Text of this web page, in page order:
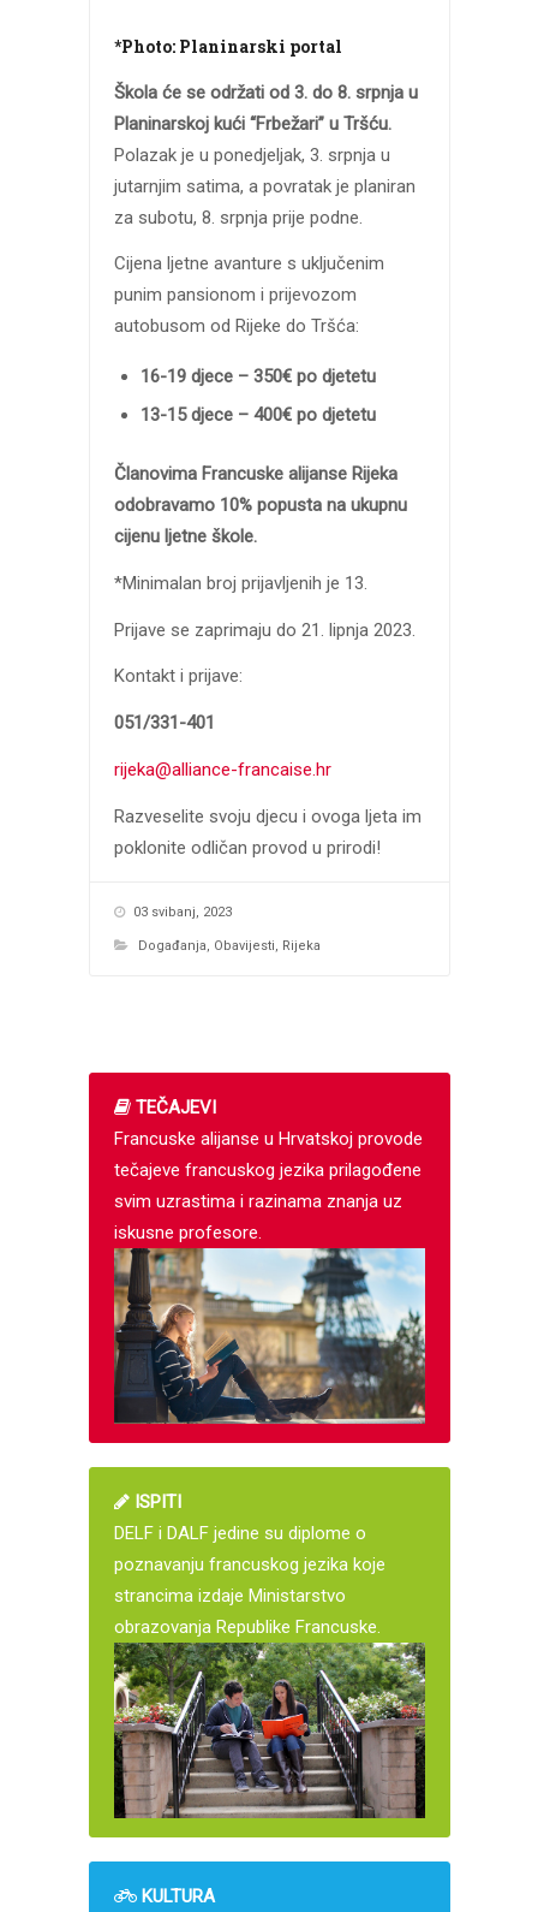
*Photo: Planinarski portal
Škola će se održati od 3. do 8. srpnja u
Planinarskoj kući “Frbežari” u Tršću.
Polazak je u ponedjeljak, 3. srpnja u
jutarnjim satima, a povratak je planiran
za subotu, 8. srpnja prije podne.
Cijena ljetne avanture s uključenim
punim pansionom i prijevozom
autobusom od Rijeke do Tršća:
16-19 djece – 350€ po djetetu
13-15 djece – 400€ po djetetu
Članovima Francuske alijanse Rijeka
odobravamo 10% popusta na ukupnu
cijenu ljetne škole.
*Minimalan broj prijavljenih je 13.
Prijave se zaprimaju do 21. lipnja 2023.
Kontakt i prijave:
051/331-401
rijeka@alliance-francaise.hr
Razveselite svoju djecu i ovoga ljeta im
poklonite odličan provod u prirodi!
03 svibanj, 2023
Događanja, Obavijesti, Rijeka
TEČAJEVI
Francuske alijanse u Hrvatskoj provode
tečajeve francuskog jezika prilagođene
svim uzrastima i razinama znanja uz
iskusne profesore.
ISPITI
DELF i DALF jedine su diplome o
poznavanju francuskog jezika koje
strancima izdaje Ministarstvo
obrazovanja Republike Francuske.
KULTURA